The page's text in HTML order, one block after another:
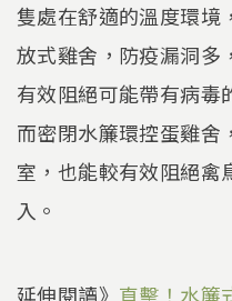
隻處在舒適的溫度環境
放式雞舍，防疫漏洞多
有效阻絕可能帶有病毒
而密閉水簾環控蛋雞舍
室，也能較有效阻絕禽
入。
延伸閱讀》 直擊！水簾